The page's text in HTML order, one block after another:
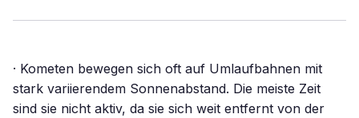
· Kometen bewegen sich oft auf Umlaufbahnen mit
stark variierendem Sonnenabstand. Die meiste Zeit
sind sie nicht aktiv, da sie sich weit entfernt von der